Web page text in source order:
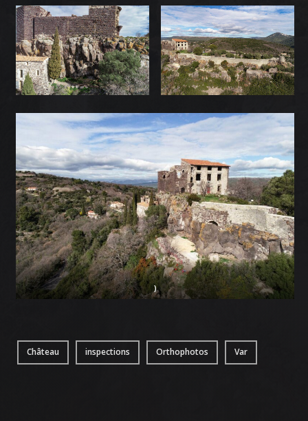
PRESTATIONS
NOS REALISATIONS
QUI EST DERRIERE
NOUS CONTACTER
ATTESTATIONS
)
Château inspections Orthophotos Var